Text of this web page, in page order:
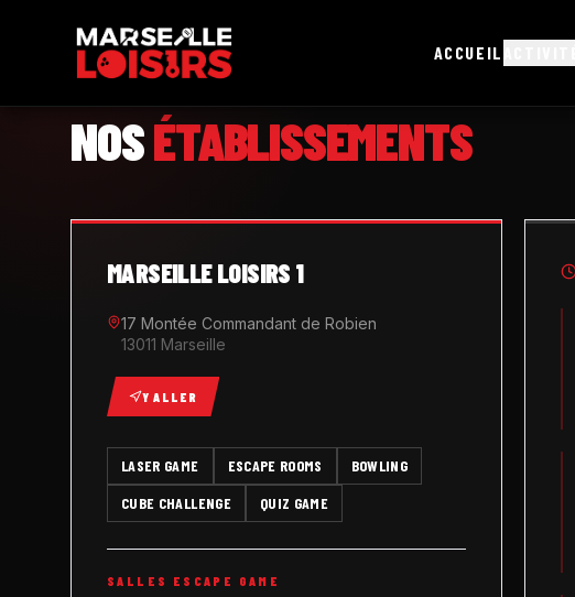
ACCUEIL
NOSÉTABLISSEMENTS
MARSEILLE LOISIRS 1
17 Montée Commandant de Robien
13011 Marseille
Y ALLER
LASER GAME ESCAPE ROOMS
BOWLING
CUBE CHALLENGE
QUIZ GAME
SALLES ESCAPE GAME